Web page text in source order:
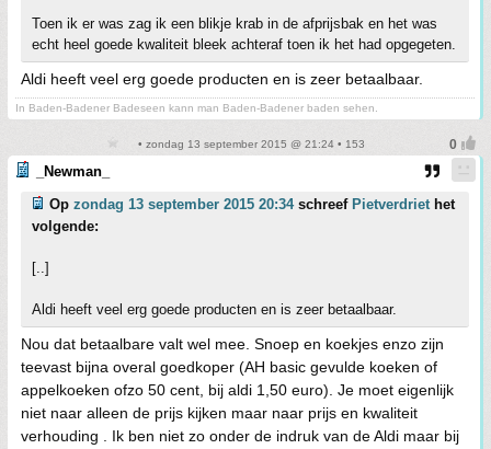
Toen ik er was zag ik een blikje krab in de afprijsbak en het was
echt heel goede kwaliteit bleek achteraf toen ik het had opgegeten.
Aldi heeft veel erg goede producten en is zeer betaalbaar.
In Baden-Badener Badeseen kann man Baden-Badener baden sehen.
• zondag 13 september 2015 @ 21:24 • 153
_Newman_
Op zondag 13 september 2015 20:34schreef Pietverdriethet
volgende:
[..]
Aldi heeft veel erg goede producten en is zeer betaalbaar.
Nou dat betaalbare valt wel mee. Snoep en koekjes enzo zijn
teevast bijna overal goedkoper (AH basic gevulde koeken of
appelkoeken ofzo 50 cent, bij aldi 1,50 euro). Je moet eigenlijk
niet naar alleen de prijs kijken maar naar prijs en kwaliteit
verhouding . Ik ben niet zo onder de indruk van de Aldi maar bij